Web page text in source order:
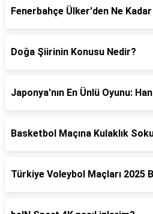
Fenerbahçe Ülker'den Ne Kadar
Doğa Şiirinin Konusu Nedir?
Japonya'nın En Ünlü Oyunu:
Basketbol Maçına Kulaklık
Türkiye Voleybol Maçları 2025